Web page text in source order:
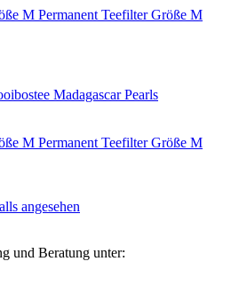
Permanent Teefilter Größe M
Madagascar Pearls
Permanent Teefilter Größe M
angesehen
und Beratung unter: